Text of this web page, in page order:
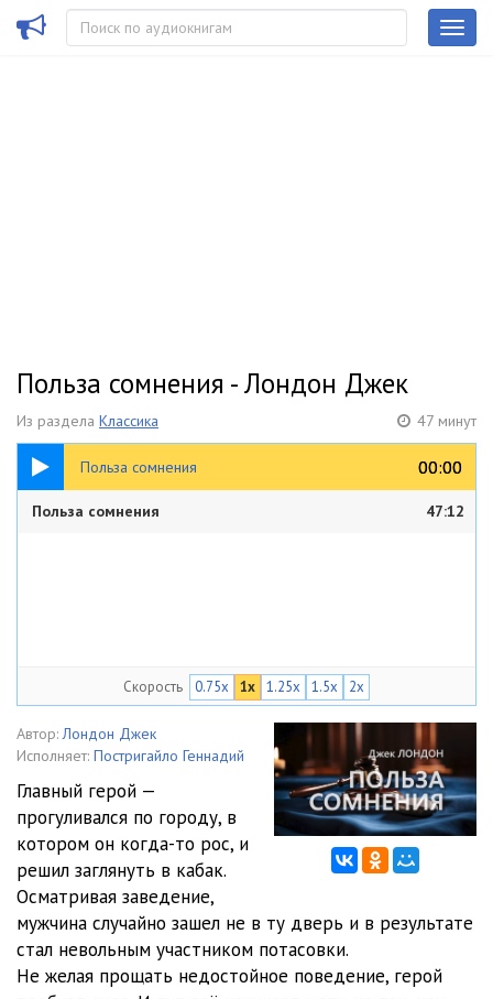
Польза сомнения - Лондон Джек
Из раздела Классика 47 минут
Польза сомнения 00:00
00:00
47:12
Польза сомнения 47:12
Скорость 0.75x 1x 1.25x 1.5x 2x
Автор: Лондон Джек
Исполняет: Постригайло Геннадий
Главный герой —
прогуливался по городу, в
котором он когда-то рос, и
решил заглянуть в кабак.
Осматривая заведение,
мужчина случайно зашел не в ту дверь и в результате
стал невольным участником потасовки.
Не желая прощать недостойное поведение, герой